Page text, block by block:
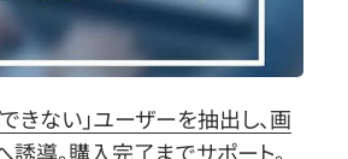
きない」ユーザーを抽出し、画
導。購入完了までサポート。